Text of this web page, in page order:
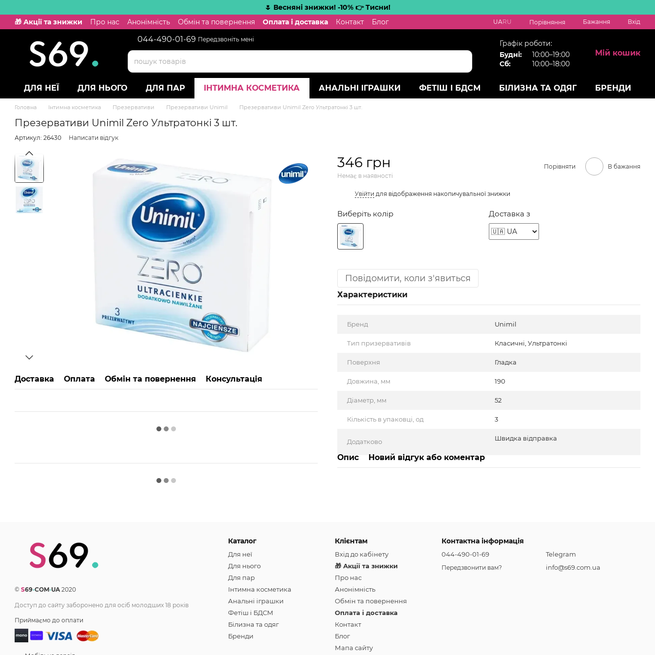
🌷 Весняні знижки! -10% 👉 Тисни!
🎁 Акції та знижки
Про нас Анонімність Обмін та повернення Оплата і доставка Контакт Блог UARU Порівняння Бажання Вхід
044-490-01-69 Передзвоніть мені
Графік роботи:
Будні:
10:00–19:00
Сб:
10:00–18:00
Мій кошик
ДЛЯ НЕЇ ДЛЯ НЬОГО ДЛЯ ПАР ІНТИМНА КОСМЕТИКА АНАЛЬНІ ІГРАШКИ ФЕТІШ І БДСМ БІЛИЗНА ТА ОДЯГ БРЕНДИ
Головна Інтимна косметика Презервативи Презервативи Unimil Презервативи Unimil Zero Ультратонкі 3 шт.
Презервативи Unimil Zero Ультратонкі 3 шт.
Артикул: 26430 Написати відгук
Доставка Оплата Обмін та повернення Консультація
346 грн
Немає в наявності
Порівняти В бажання
Увійти для відображення накопичувальної знижки
Виберіть колір Доставка з
Повідомити, коли з'явиться
Характеристики
Бренд Unimil
Тип призервативів Класичні, Ультратонкі
Поверхня Гладка
Довжина, мм 190
Діаметр, мм 52
Кількість в упаковці, од 3
Додатково Швидка відправка
Опис Новий відгук або коментар
© S69•COM•UA 2020
Доступ до сайту заборонено для осіб молодших 18 років
Приймаємо до оплати
Каталог
Для неї
Для нього
Для пар
Інтимна косметика
Анальні іграшки
Фетіш і БДСМ
Білизна та одяг
Бренди
Клієнтам
Вхід до кабінету
🎁 Акції та знижки
Про нас
Анонімність
Обмін та повернення
Оплата і доставка
Контакт
Блог
Мапа сайту
Контактна інформація
044-490-01-69
Передзвонити вам?
Telegram
info@s69.com.ua